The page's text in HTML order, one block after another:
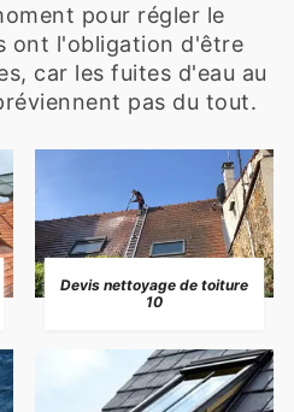
pour régler le
ont l'obligation d'être
car les fuites d'eau au
pas du tout.
Devis nettoyage de toiture
10